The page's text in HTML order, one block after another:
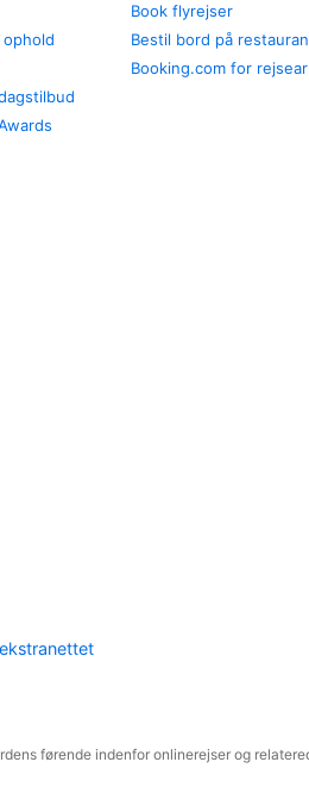
ophold
Book flyrejser
Bestil bord på
Booking.com for
førende indenfor onlinerejser og